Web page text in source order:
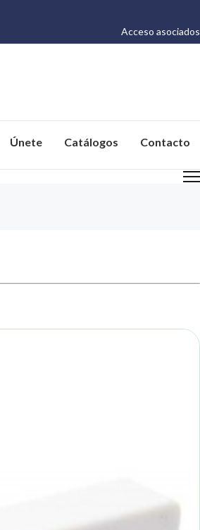
Acceso asociados
Únete Catálogos Contacto